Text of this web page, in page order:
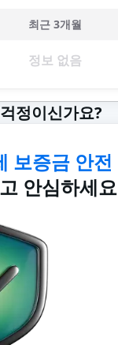
최근 3개월
정보 없음
정이신가요?
보증금 안전
안심하세요